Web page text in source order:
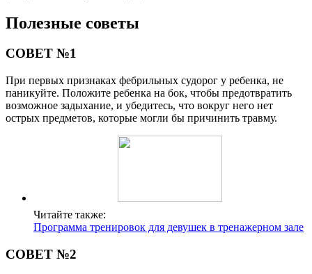
Полезные советы
СОВЕТ №1
При первых признаках фебрильных судорог у ребенка, не
паникуйте. Положите ребенка на бок, чтобы предотвратить
возможное задыхание, и убедитесь, что вокруг него нет
острых предметов, которые могли бы причинить травму.
Читайте также:
Программа тренировок для девушек в тренажерном зале
СОВЕТ №2